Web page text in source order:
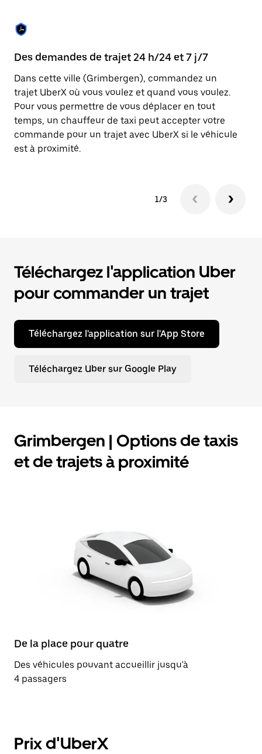
Des demandes de trajet 24 h/24 et 7 j/7
Dans cette ville (Grimbergen), commandez un
trajet UberX où vous voulez et quand vous voulez.
Pour vous permettre de vous déplacer en tout
temps, un chauffeur de taxi peut accepter votre
commande pour un trajet avec UberX si le véhicule
est à proximité.
1/3
Téléchargez l'application Uber
pour commander un trajet
Téléchargez l'application sur l'App Store
Téléchargez Uber sur Google Play
Grimbergen | Options de taxis
et de trajets à proximité
De la place pour quatre
Des véhicules pouvant accueillir jusqu'à
4 passagers
Prix d'UberX